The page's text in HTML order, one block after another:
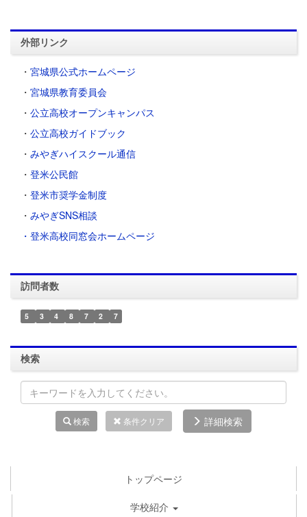
外部リンク
・ 宮城県公式ホームページ
・ 宮城県教育委員会
・ 公立高校オープンキャンパス
・ 公立高校ガイドブック
・ みやぎハイスクール通信
・ 登米公民館
・ 登米市奨学金制度
・ みやぎSNS相談
・登米高校同窓会ホームページ
訪問者数
5 3 4 8 7 2 7
検索
検索 条件クリア 詳細検索
トップページ
学校紹介